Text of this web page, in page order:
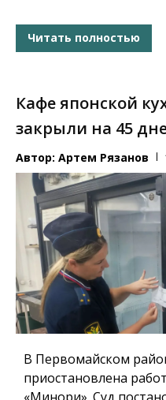
Читать полностью
Кафе японской
закрыли на 45
Автор: Артем Рязанов
В Первомайском
приостановлена